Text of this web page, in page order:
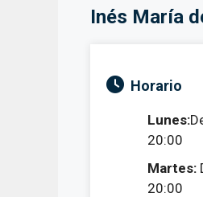
Inés María
Horario
Lunes:
20:00
Martes:
20:00